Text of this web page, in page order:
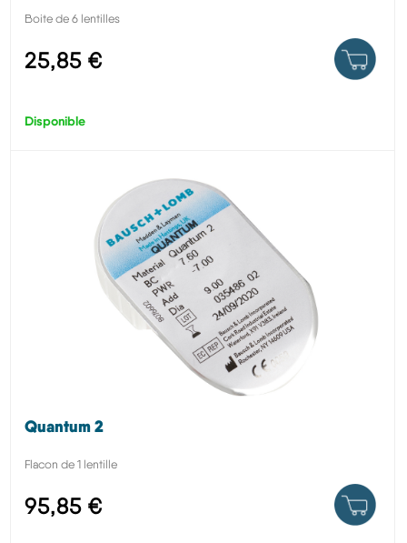
Boite de 6 lentilles
25,85 €
Disponible
Quantum 2
Flacon de 1 lentille
95,85 €